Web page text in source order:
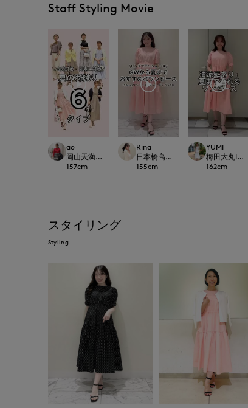
Staff Styling Movie
ao
岡山天満屋SUPERIORCLOSET
157cm
Rina
日本橋高島屋M Maglie le cassetto
155cm
YUMI
梅田大丸INED
162cm
スタイリング
Styling